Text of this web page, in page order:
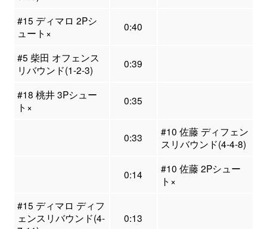
#15 ディマロ 2Pシ
ュート×
0:40
#5 柴田 オフェンス
リバウンド(1-2-3)
0:39
#18 桃井 3Pシュー
ト×
0:35
0:33
#10 佐藤 ディフェン
スリバウンド(4-4-8)
0:14
#10 佐藤 2Pシュー
ト×
#15 ディマロ ディフ
ェンスリバウンド(4-
0:13